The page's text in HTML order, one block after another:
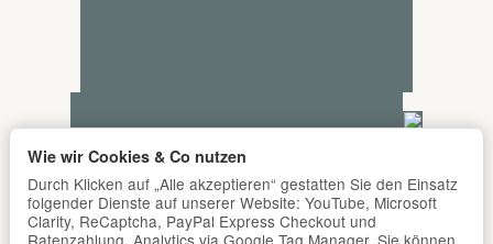
Wie wir Cookies & Co nutzen
Durch Klicken auf „Alle akzeptieren“ gestatten Sie den Einsatz
folgender Dienste auf unserer Website: YouTube, Microsoft
Clarity, ReCaptcha, PayPal Express Checkout und